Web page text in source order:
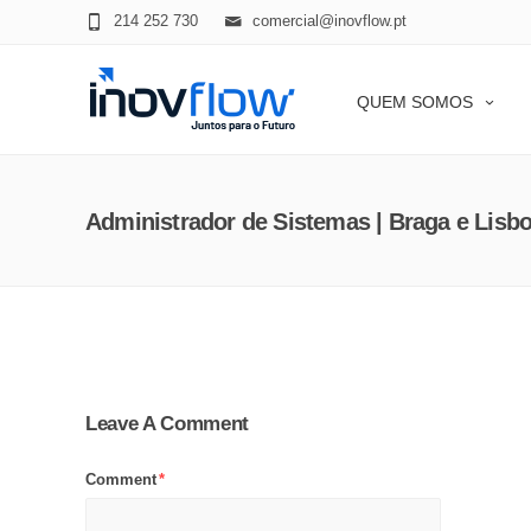
comercial@inovflow.pt
214 252 730
QUEM SOMOS
Administrador de Sistemas | Braga e
Leave A Comment
Comment*
modal-check